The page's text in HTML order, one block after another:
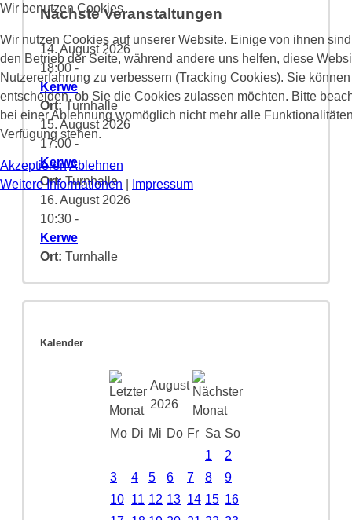
Nächste Veranstaltungen
14. August 2026
18:00 -
Kerwe
Ort: Turnhalle
15. August 2026
17:00 -
Kerwe
Ort:Turnhalle
16. August 2026
10:30 -
Kerwe
Ort: Turnhalle
Kalender
August
2026
Mo Di Mi Do Fr Sa So
1
2
3
4 5 6 7 8
9
10 11 12 13 14 15 16
Wir benutzen Cookies
Wir nutzen Cookies auf unserer Website. Einige von ihnen
den Betrieb der Seite, während andere uns helfen, diese
Nutzererfahrung zu verbessern (Tracking Cookies). Sie
entscheiden, ob Sie die Cookies zulassen möchten. Bitte
bei einer Ablehnung womöglich nicht mehr alle
Verfügung stehen.
AkzeptierenAblehnen
Weitere Informationen
Impressum